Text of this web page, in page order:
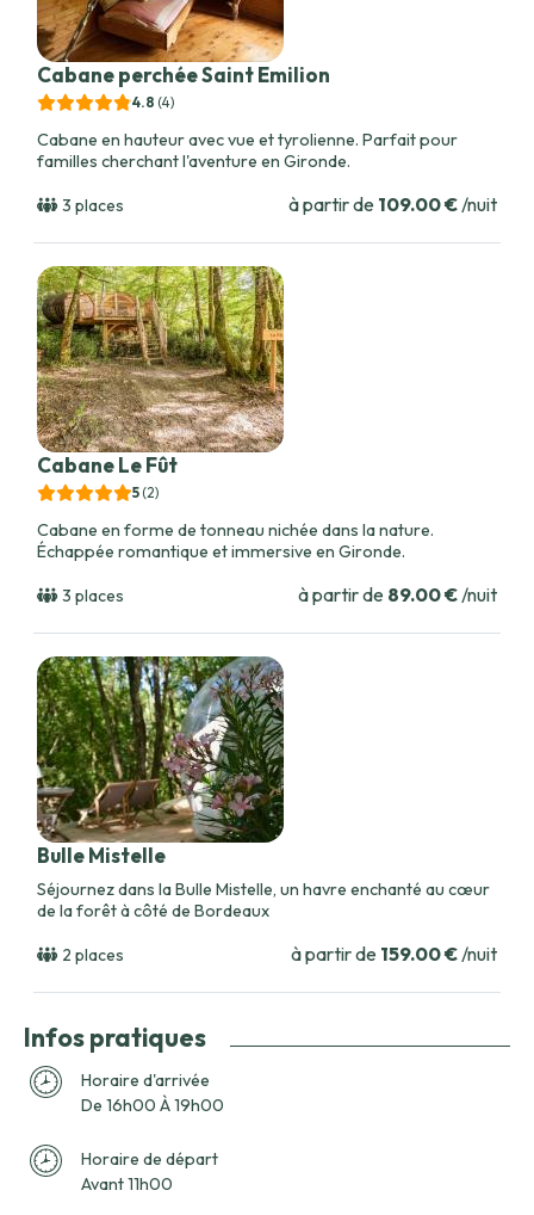
Cabane perchée Saint Emilion
4.8 (4)
Cabane en hauteur avec vue et tyrolienne. Parfait pour
familles cherchant l'aventure en Gironde.
3 places à partir de 109.00 €/nuit
Cabane Le Fût
5 (2)
Cabane en forme de tonneau nichée dans la nature.
Échappée romantique et immersive en Gironde.
3 places à partir de 89.00 €/nuit
Bulle Mistelle
Séjournez dans la Bulle Mistelle, un havre enchanté au cœur
de la forêt à côté de Bordeaux
2 places à partir de 159.00 €/nuit
Infos pratiques
Horaire d'arrivée
De 16h00 À 19h00
Horaire de départ
Avant 11h00